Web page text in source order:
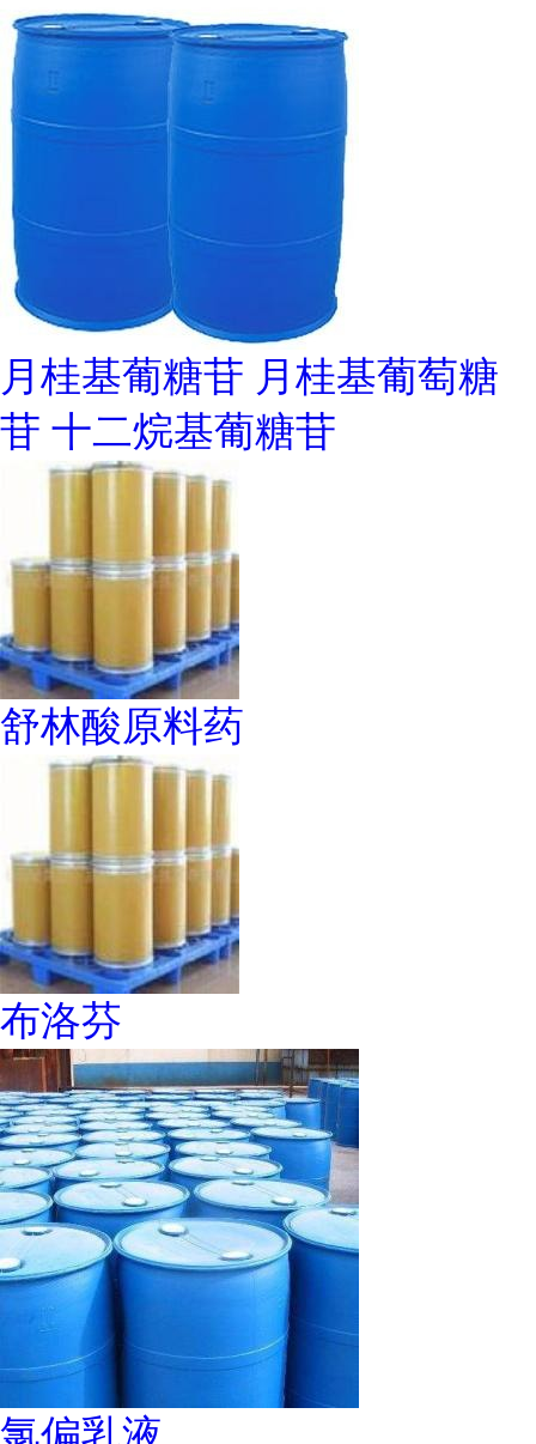
月桂基葡糖苷 月桂基葡萄糖
苷 十二烷基葡糖苷
舒林酸原料药
布洛芬
氯偏乳液